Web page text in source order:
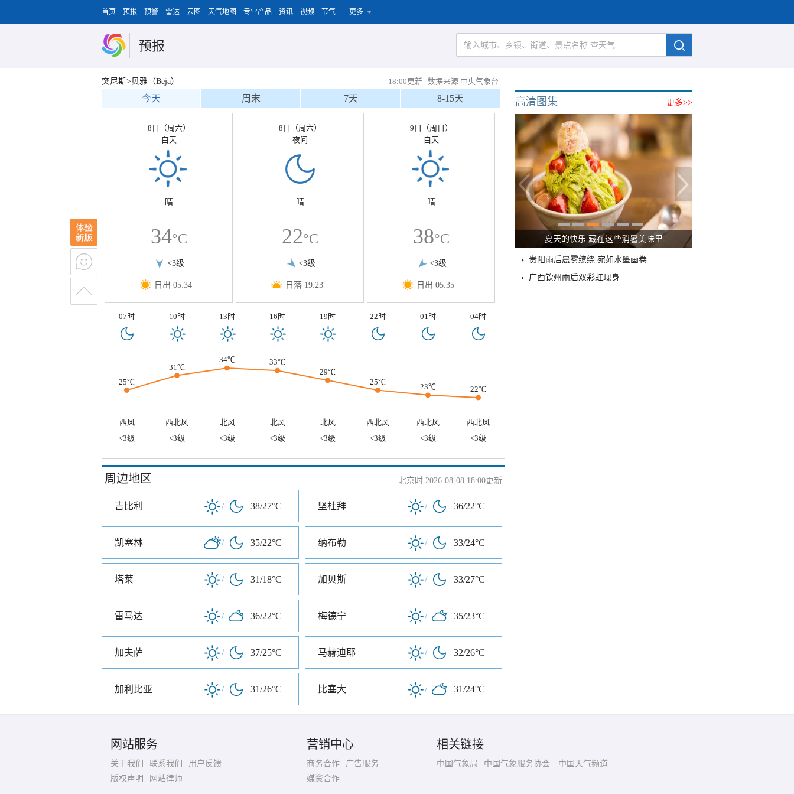
首页 预报 预警 雷达 云图 天气地图 专业产品 资讯 视频 节气 更多
预报
突尼斯>贝雅（Beja） 18:00更新 | 数据来源 中央气象台
今天 周末 7天 8-15天
8日（周六）
白天
晴
34°C
<3级
日出 05:34
8日（周六）
夜间
晴
22°C
<3级
日落 19:23
9日（周日）
白天
晴
38°C
<3级
日出 05:35
07时 10时 13时 16时 19时 22时 01时 04时
25℃
31℃
34℃
33℃
29℃
25℃
23℃ 22℃
西风 西北风 北风 北风 北风 西北风 西北风
西北风
<3级
<3级 <3级 <3级 <3级 <3级 <3级 <3级
周边地区 北京时 2026-08-08 18:00更新
吉比利 / 38/27°C 坚杜拜 / 36/22°C
凯塞林 / 35/22°C 纳布勒 / 33/24°C
塔莱 / 31/18°C 加贝斯 / 33/27°C
雷马达 / 36/22°C 梅德宁 / 35/23°C
加夫萨 / 37/25°C 马赫迪耶 / 32/26°C
加利比亚 / 31/26°C 比塞大 / 31/24°C
更多>>
高清图集
夏天的快乐 藏在这些消暑美味里
贵阳雨后晨雾缭绕 宛如水墨画卷
广西钦州雨后双彩虹现身
网站服务
关于我们 联系我们
用户反馈
版权声明
网站律师
营销中心
商务合作
广告服务
媒资合作
相关链接
中国气象局 中国气象服务协会 中国天气频道